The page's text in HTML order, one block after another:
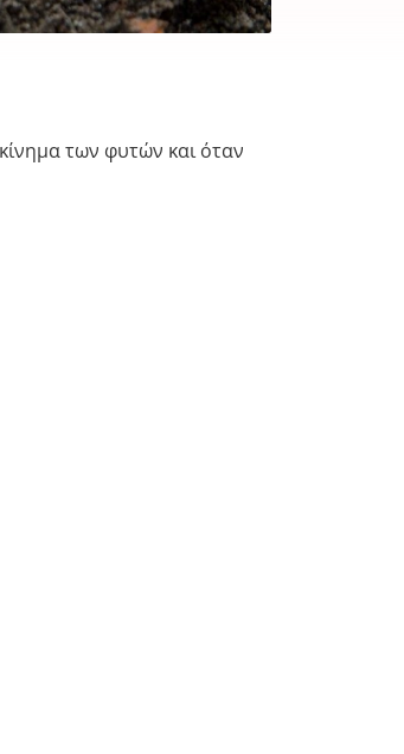
των φυτών και όταν